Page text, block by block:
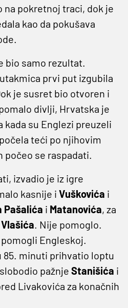
na pokretnoj traci, dok je
kao da pokušava
bio samo rezultat.
prvi put izgubila
je susret bio otvoren i
divlji, Hrvatska je
kada su Englezi preuzeli
teći po njihovim
počeo se raspadati.
izvadio je iz igre
kasnije i Vuškovića i
Pašalića i Matanovića, za
Vlašića. Nije pomoglo.
Engleskoj.
85. minuti prihvatio loptu
pažnje Stanišića i
Livakovića za konačnih